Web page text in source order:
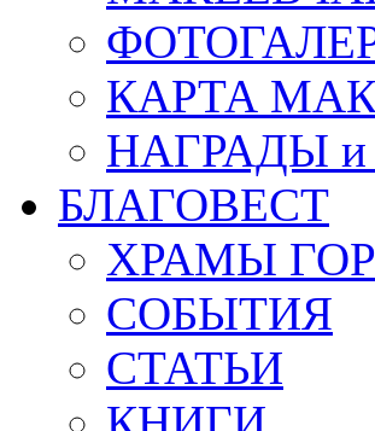
КАРТА
НАГРАДЫ
БЛАГОВЕСТ
ХРАМЫ
СОБЫТИЯ
СТАТЬИ